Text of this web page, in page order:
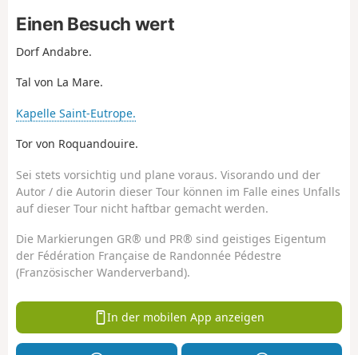
Einen Besuch wert
Dorf Andabre.
Tal von La Mare.
Kapelle Saint-Eutrope.
Tor von Roquandouire.
Sei stets vorsichtig und plane voraus. Visorando und der
Autor / die Autorin dieser Tour können im Falle eines Unfalls
auf dieser Tour nicht haftbar gemacht werden.
Die Markierungen GR® und PR® sind geistiges Eigentum
der Fédération Française de Randonnée Pédestre
(Französischer Wanderverband).
In der mobilen App anzeigen